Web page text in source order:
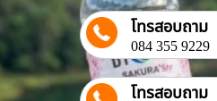
โทรสอบถาม
084 355 9229
โทรสอบถาม